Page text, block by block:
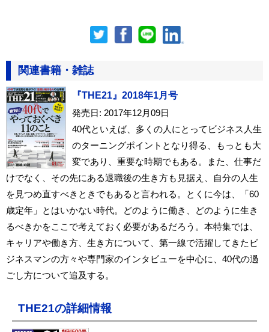
関連書籍・雑誌
『THE21』2018年1月号
発売日: 2017年12月09日
40代といえば、多くの人にとってビジネス人生
のターニングポイントとなり得る、もっとも大
変であり、重要な時期でもある。また、仕事だ
けでなく、その先にある退職後の生き方も見据え、自分の人生
を見つめ直すべきときでもあると言われる。とくに今は、「60
歳定年」とはいかない時代。どのように働き、どのように生き
るべきかをここで考えておく必要があるだろう。本特集では、
キャリアや働き方、生き方について、第一線で活躍してきたビ
ジネスマンの方々や専門家のインタビューを中心に、40代の過
ごし方について追及する。
THE21の詳細情報